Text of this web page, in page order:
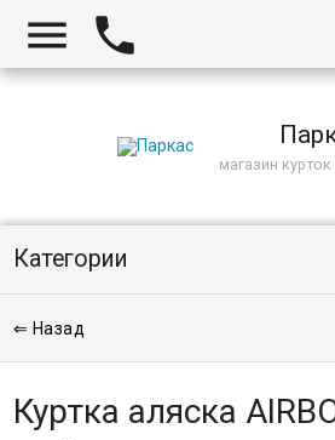
 
магазин курток
Категории
⇐ Назад
Куртка аляска